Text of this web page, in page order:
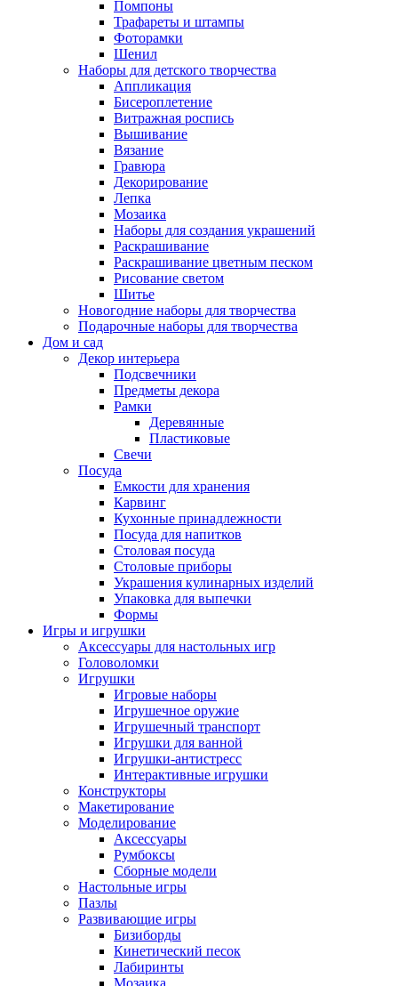
Помпоны
Трафареты и штампы
Фоторамки
Шенил
Наборы для детского творчества
Аппликация
Бисероплетение
Витражная роспись
Вышивание
Вязание
Гравюра
Декорирование
Лепка
Мозаика
Наборы для создания украшений
Раскрашивание
Раскрашивание цветным песком
Рисование светом
Шитье
Новогодние наборы для творчества
Подарочные наборы для творчества
Дом и сад
Декор интерьера
Подсвечники
Предметы декора
Рамки
Деревянные
Пластиковые
Свечи
Посуда
Емкости для хранения
Карвинг
Кухонные принадлежности
Посуда для напитков
Столовая посуда
Столовые приборы
Украшения кулинарных изделий
Упаковка для выпечки
Формы
Игры и игрушки
Аксессуары для настольных игр
Головоломки
Игрушки
Игровые наборы
Игрушечное оружие
Игрушечный транспорт
Игрушки для ванной
Игрушки-антистресс
Интерактивные игрушки
Конструкторы
Макетирование
Моделирование
Аксессуары
Румбоксы
Сборные модели
Настольные игры
Пазлы
Развивающие игры
Бизиборды
Кинетический песок
Лабиринты
Мозаика